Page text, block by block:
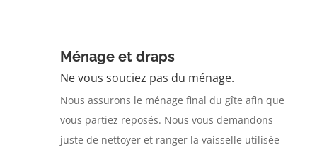
Ménage et draps
Ne vous souciez pas du ménage.
Nous assurons le ménage final du gîte afin que
vous partiez reposés. Nous vous demandons
juste de nettoyer et ranger la vaisselle utilisée